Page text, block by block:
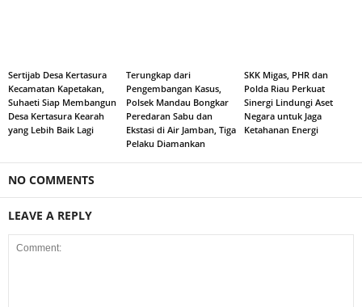
Sertijab Desa Kertasura
Kecamatan Kapetakan,
Suhaeti Siap Membangun
Desa Kertasura Kearah
yang Lebih Baik Lagi
Terungkap dari
Pengembangan Kasus,
Polsek Mandau Bongkar
Peredaran Sabu dan
Ekstasi di Air Jamban, Tiga
Pelaku Diamankan
SKK Migas, PHR dan
Polda Riau Perkuat
Sinergi Lindungi Aset
Negara untuk Jaga
Ketahanan Energi
NO COMMENTS
LEAVE A REPLY